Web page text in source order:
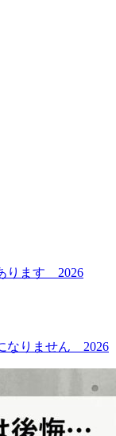
ります 2026
なりません 2026